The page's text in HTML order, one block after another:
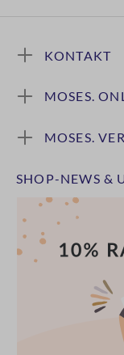
KONTAKT
MOSES.
MOSES.
SHOP-NEWS &